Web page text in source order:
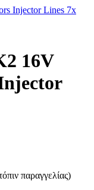
Injector Lines 7x
16V
παραγγελίας)